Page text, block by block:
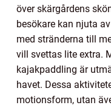
över skärgårdens
besökare kan njuta
med stränderna till
vill svettas lite extra.
kajakpaddling är
havet. Dessa
motionsform, utan